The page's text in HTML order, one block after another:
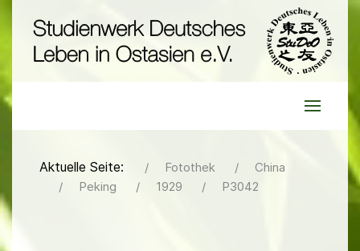
Aktuelle Seite: Fotothek
China
Peking
1929 P3042